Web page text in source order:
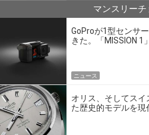
マンスリーチ
GoProが1型センサ
きた。「MISSION 1
ニュース
オリス、そしてス
た歴史的モデルを